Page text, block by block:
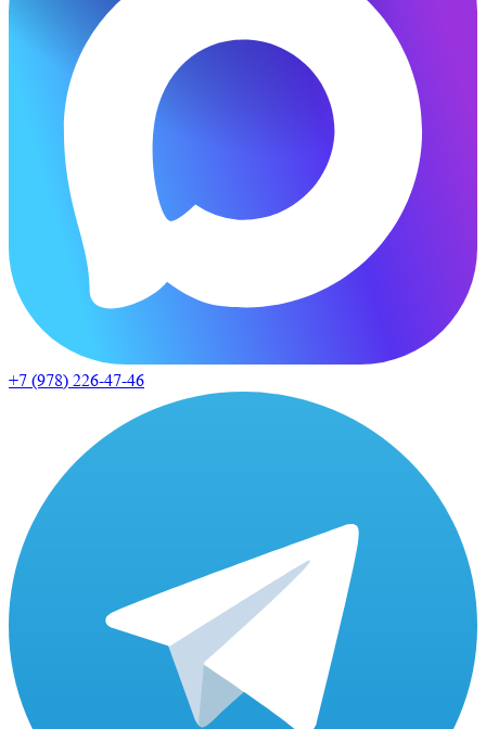
+7 (978) 226-47-46